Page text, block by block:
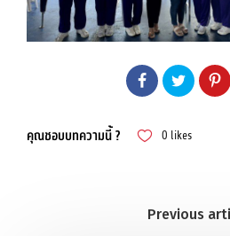
คุณชอบบทความนี้ ? 0 likes